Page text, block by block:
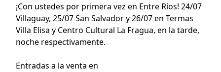
¡Con ustedes por primera vez en Entre Ríos! 24/07
Villaguay, 25/07 San Salvador y 26/07 en Termas
Villa Elisa y Centro Cultural La Fragua, en la tarde,
noche respectivamente.
Entradas a la venta en